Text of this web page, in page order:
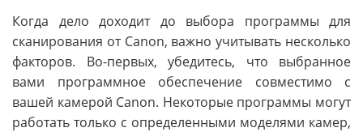
Когда дело доходит до выбора программы для
сканирования от Canon, важно учитывать несколько
факторов. Во-первых, убедитесь, что выбранное
вами программное обеспечение совместимо с
вашей камерой Canon. Некоторые программы могут
работать только с определенными моделями камер,